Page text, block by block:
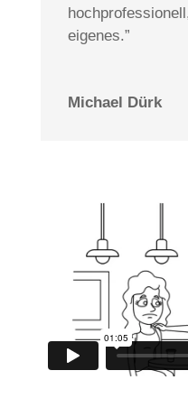
eigenes.”
Michael Dürk